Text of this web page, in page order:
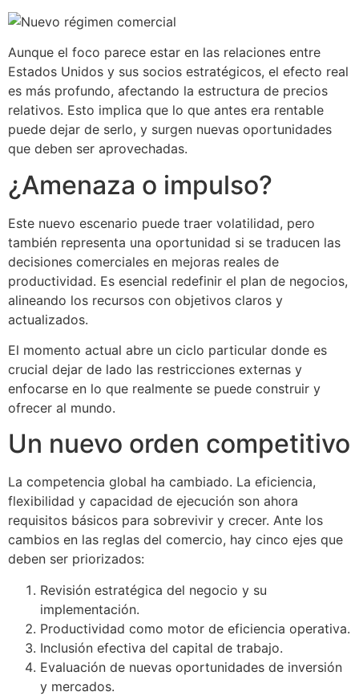
Aunque el foco parece estar en las relaciones entre
Estados Unidos y sus socios estratégicos, el efecto real
es más profundo, afectando la estructura de precios
relativos. Esto implica que lo que antes era rentable
puede dejar de serlo, y surgen nuevas oportunidades
que deben ser aprovechadas.
¿Amenaza o impulso?
Este nuevo escenario puede traer volatilidad, pero
también representa una oportunidad si se traducen las
decisiones comerciales en mejoras reales de
productividad. Es esencial redefinir el plan de negocios,
alineando los recursos con objetivos claros y
actualizados.
El momento actual abre un ciclo particular donde es
crucial dejar de lado las restricciones externas y
enfocarse en lo que realmente se puede construir y
ofrecer al mundo.
Un nuevo orden competitivo
La competencia global ha cambiado. La eficiencia,
flexibilidad y capacidad de ejecución son ahora
requisitos básicos para sobrevivir y crecer. Ante los
cambios en las reglas del comercio, hay cinco ejes que
deben ser priorizados:
Revisión estratégica del negocio y su
implementación.
Productividad como motor de eficiencia operativa.
Inclusión efectiva del capital de trabajo.
Evaluación de nuevas oportunidades de inversión
y mercados.